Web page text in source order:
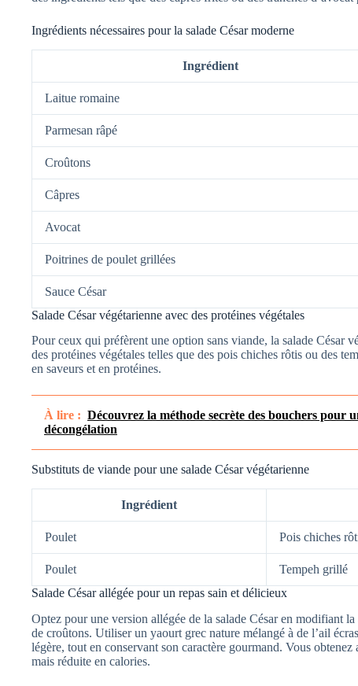
Ingrédients nécessaires pour la salade César moderne
Ingrédient
Laitue romaine
Parmesan râpé
Croûtons
Câpres
Avocat
Poitrines de poulet grillées
Sauce César
Salade César végétarienne avec des protéines végétales
Pour ceux qui préfèrent une option sans viande, la salade César
des protéines végétales telles que des pois chiches rôtis ou des
en saveurs et en protéines.
À lire : Découvrez la méthode secrète des bouchers pour
décongélation
Substituts de viande pour une salade César végétarienne
Ingrédient
Poulet Pois chiches
Poulet
Tempeh grillé
Salade César allégée pour un repas sain et délicieux
Optez pour une version allégée de la salade César en modifiant
de croûtons. Utiliser un yaourt grec nature mélangé à de l’ail
légère, tout en conservant son caractère gourmand. Vous
mais réduite en calories.